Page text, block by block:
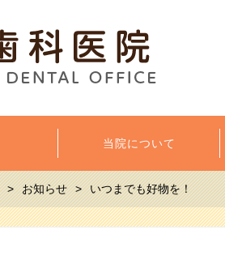
当院について
お知らせ いつまでも好物を！